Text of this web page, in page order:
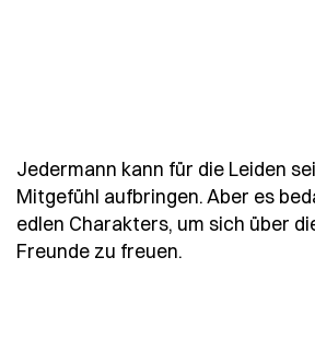
Jedermann kann für die Leiden
Mitgefühl aufbringen. Aber es
edlen Charakters, um sich über
Freunde zu freuen.